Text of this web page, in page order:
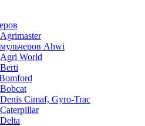
Ahwi
World
Cimaf, Gyro-Trac